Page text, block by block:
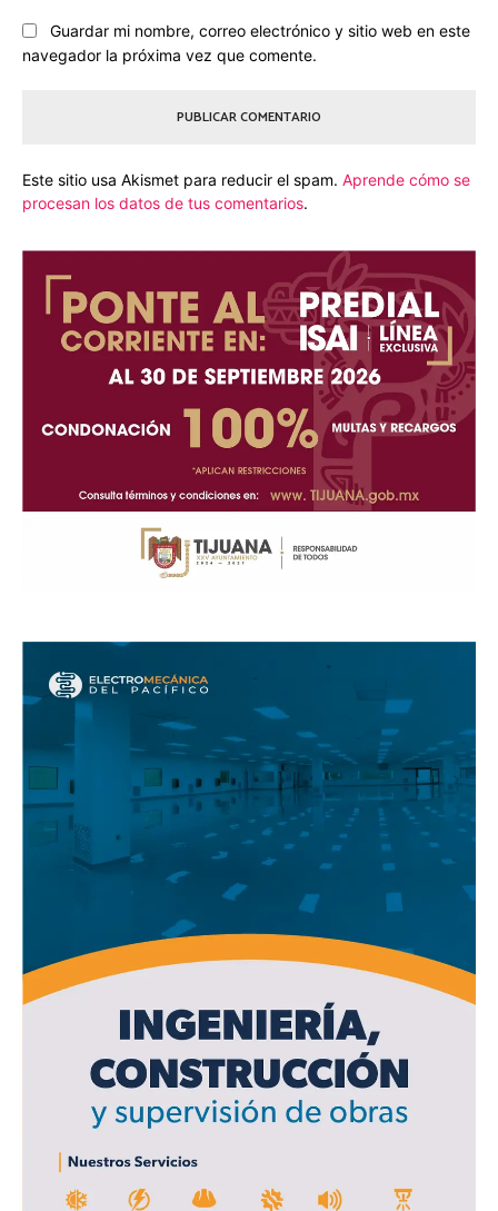
Guardar mi nombre, correo electrónico y sitio web en este
navegador la próxima vez que comente.
Este sitio usa Akismet para reducir el spam. Aprende cómo se
procesan los datos de tus comentarios.